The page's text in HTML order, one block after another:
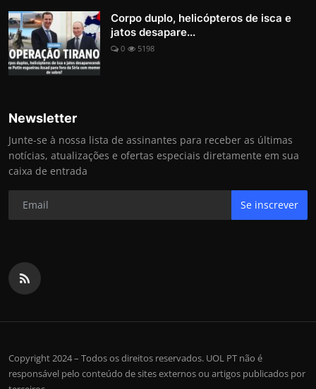
Corpo duplo, helicópteros de isca e
jatos desapare...
0 5198
Newsletter
Junte-se à nossa lista de assinantes para receber as últimas
notícias, atualizações e ofertas especiais diretamente em sua
caixa de entrada
Se inscrever
Copyright 2024 – Todos os direitos reservados. UOL PT não é
responsável pelo conteúdo de sites externos ou artigos publicados por